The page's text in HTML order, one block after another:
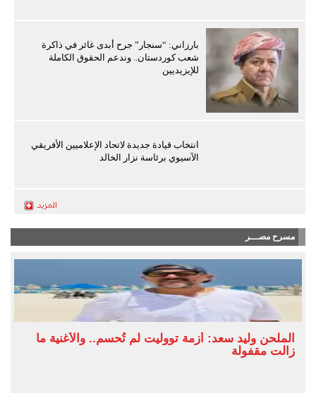
بارزاني: “سنجار” جرح أبدى غائر في ذاكرة
شعب كوردستان.. وندعم الحقوق الكاملة
للإيزيديين
انتخاب قيادة جديدة لاتحاد الإعلاميين الأفريقي
الآسيوي برئاسة نزار الخالد
مسرح مصـــر
الملحن وليد سعد: أزمة تووليت لم تُحسم.. والأغنية ما
زالت مقفولة